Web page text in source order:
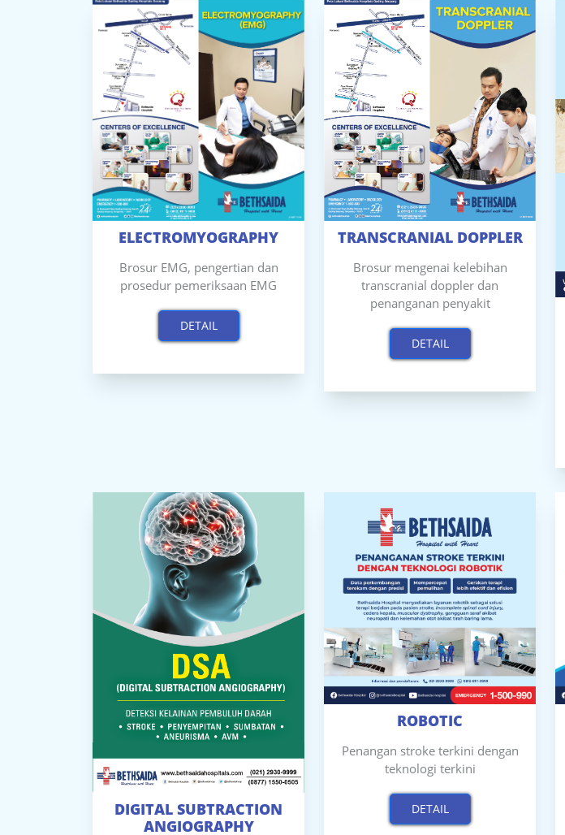
ELECTROMYOGRAPHY
Brosur EMG, pengertian dan
prosedur pemeriksaan EMG
DETAIL
TRANSCRANIAL DOPPLER
Brosur mengenai kelebihan
transcranial doppler dan
penanganan penyakit
DETAIL
DIGITAL SUBTRACTION
ANGIOGRAPHY
ROBOTIC
Penangan stroke terkini dengan
teknologi terkini
DETAIL